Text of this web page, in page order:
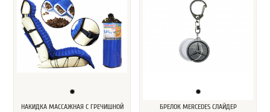
НАКИДКА МАССАЖНАЯ С ГРЕЧИШНОЙ
БРЕЛОК MERCEDES СЛАЙДЕР